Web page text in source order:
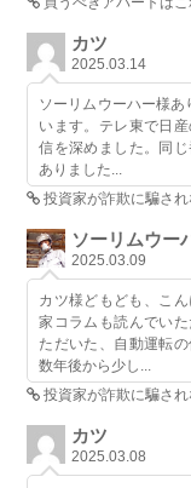
カツ
2025.03.14
ソーリムウーハー様
います。テレ東で日
信を深めました。同
ありました...
投資家が詐欺に騙さ
ソーリムウー
2025.03.09
カツ様どもども、こ
家コラムも読んでい
ただいた、自動運転
数年後から少し...
投資家が詐欺に騙さ
カツ
2025.03.08